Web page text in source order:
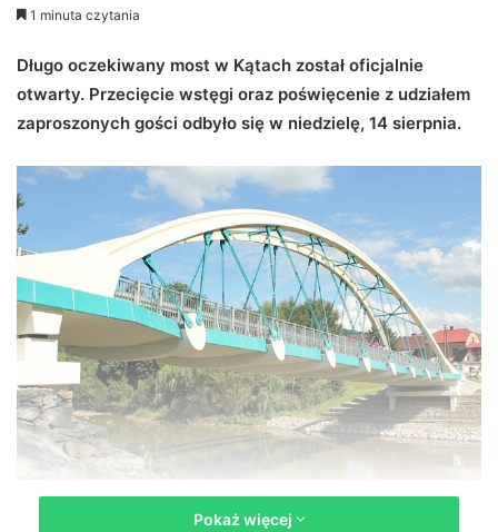
e
d
a
m
a
i
l
1 minuta czytania
Długo oczekiwany most w Kątach został oficjalnie
otwarty. Przecięcie wstęgi oraz poświęcenie z udziałem
zaproszonych gości odbyło się w niedzielę, 14 sierpnia.
Pokaż więcej